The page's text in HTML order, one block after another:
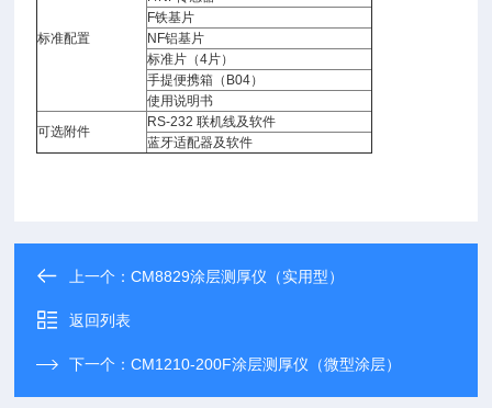
标准配置
F铁基片
NF铝基片
标准片（4片）
手提便携箱（B04）
使用说明书
可选附件
RS-232 联机线及软件
蓝牙适配器及软件
上一个：CM8829涂层测厚仪（实用型）
返回列表
下一个：CM1210-200F涂层测厚仪（微型涂层）